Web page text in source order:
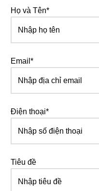
Họ và Tên*
Email*
Điện thoại*
Tiêu đề